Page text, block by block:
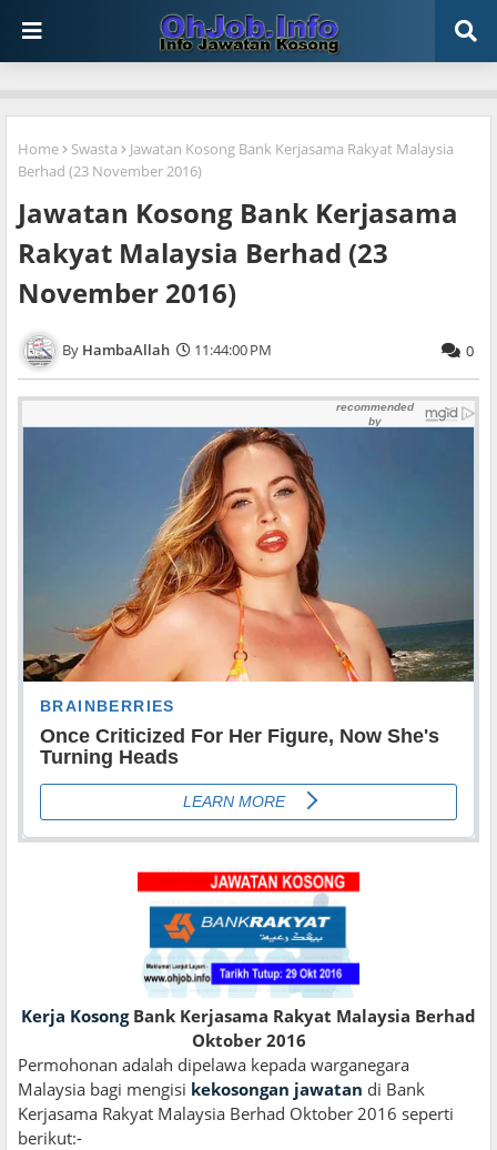
Home Swasta
Jawatan Kosong Bank Kerjasama Rakyat Malaysia
Berhad (23 November 2016)
Jawatan Kosong Bank Kerjasama
Rakyat Malaysia Berhad (23
November 2016)
HambaAllah 11:44:00 PM 0
Kerja KosongBank Kerjasama Rakyat Malaysia Berhad
Oktober 2016
Permohonan adalah dipelawa kepada warganegara
Malaysia bagi mengisi kekosongan jawatan di Bank
Kerjasama Rakyat Malaysia Berhad Oktober 2016 seperti
berikut:-